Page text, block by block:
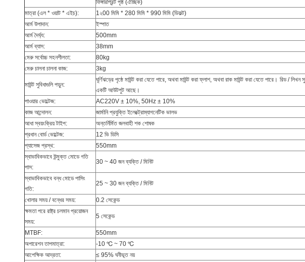
ফিঙ্গারপ্রিন্ট পৃষ্ঠ (ঐচ্ছিক)
মাত্রা (এল * ওয়াট * এইচ):
1২00 মিমি * 280 মিমি * 990 মিমি (ডিফল্ট)
আর্ম উপাদান:
ইস্পাত
আর্ম দৈর্ঘ্য:
500mm
আর্ম ব্যাস:
38mm
মেরু সর্বোচ্চ সহনশীলতা:
80kg
মেরু চালনা চালনা কাজ:
3kg
মাউন্ট সুবিধাগুলি পড়ুন:
ঘূর্ণিঝড়ের পৃষ্ঠে মাউন্ট করা যেতে পারে, অথবা মাউন্ট করা ফ্লাশ, অথবা রাক মাউন্ট করা যেতে পারে। রিড / লিখন
একটি আউটপুট আছে।
পাওয়ার ভোল্টেজ:
AC220V ± 10%, 50Hz ± 10%
কাজ আন্দোলন:
জার্মানি প্রযুক্তি ইলেক্ট্রোম্যাগনেটিক ভালভ
আধা স্বয়ংক্রিয় টাইপ:
অন্তর্নির্মিত জলবাহী শক শোষক
প্রধান বোর্ড ভোল্টেজ:
12 ভি ডিসি
প্যাসেজ প্রস্থ:
550mm
স্বাভাবিকভাবে উন্মুক্ত মোডে গতি
পাস:
30 ~ 40 জন ব্যক্তি / মিনিট
স্বাভাবিকভাবে বন্ধ মোডে পাসিং
গতি:
25 ~ 30 জন ব্যক্তি / মিনিট
খোলার সময় / বন্ধের সময়:
0.2 সেকেন্ড
ক্ষমতা পরে রাষ্ট্র চলমান প্রয়োজন
সময়:
5 সেকেন্ড
MTBF:
550mm
অপারেশন তাপমাত্রা:
-10 ℃ ~ 70 ℃
আপেক্ষিক আদ্রতা:
≤ 95% ঘনীভূত নয়